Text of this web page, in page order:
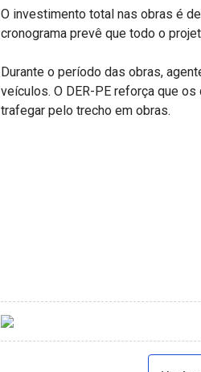
O investimento total nas obras é
cronograma prevê que todo o
Durante o período das obras,
veículos. O DER-PE reforça que
trafegar pelo trecho em obras.